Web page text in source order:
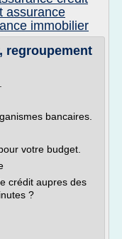
assurance
immobilier
regroupement
bancaires.
votre budget.
crédit aupres des
?